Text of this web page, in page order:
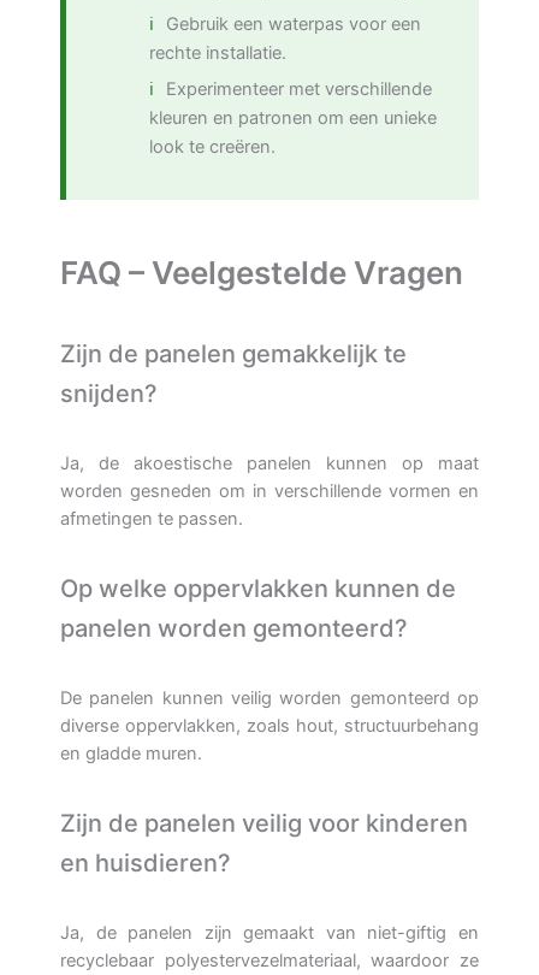
Gebruik een waterpas voor een
rechte installatie.
Experimenteer met verschillende
kleuren en patronen om een unieke
look te creëren.
FAQ – Veelgestelde Vragen
Zijn de panelen gemakkelijk te
snijden?
Ja, de akoestische panelen kunnen op maat
worden gesneden om in verschillende vormen en
afmetingen te passen.
Op welke oppervlakken kunnen de
panelen worden gemonteerd?
De panelen kunnen veilig worden gemonteerd op
diverse oppervlakken, zoals hout, structuurbehang
en gladde muren.
Zijn de panelen veilig voor kinderen
en huisdieren?
Ja, de panelen zijn gemaakt van niet-giftig en
recyclebaar polyestervezelmateriaal, waardoor ze